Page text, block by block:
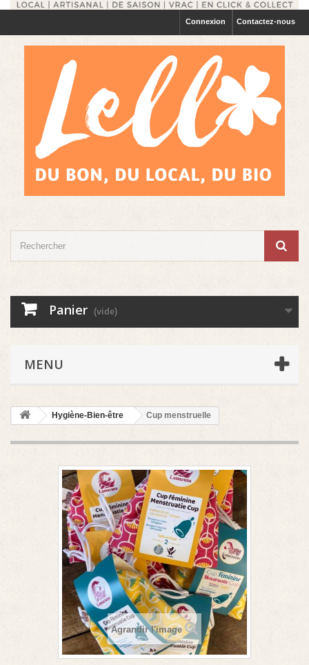
Contactez-nous
Connexion
Panier (vide)
MENU
Hygiène-Bien-être Cup menstruelle
Agrandir l'image